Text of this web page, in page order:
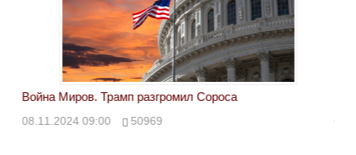
Война Миров. Трамп разгромил Сороса
08.11.2024 09:00 50969